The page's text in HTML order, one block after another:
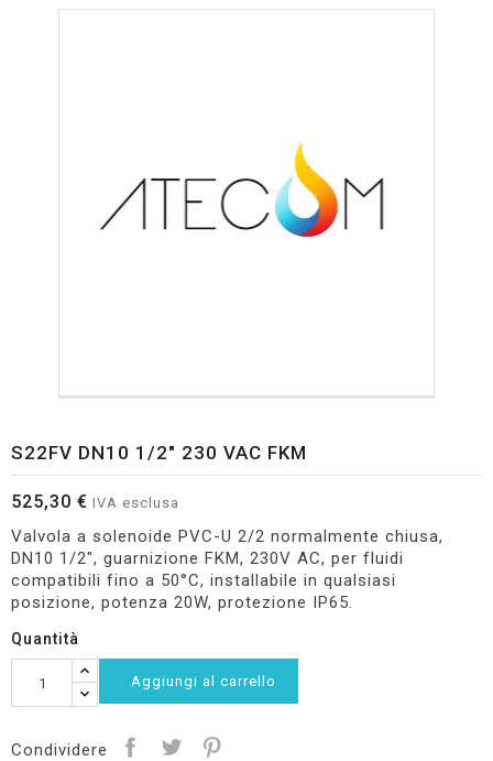
S22FV DN10 1/2" 230 VAC FKM
525,30 € IVA esclusa
Valvola a solenoide PVC-U 2/2 normalmente chiusa,
DN10 1/2", guarnizione FKM, 230V AC, per fluidi
compatibili fino a 50°C, installabile in qualsiasi
posizione, potenza 20W, protezione IP65.
Quantità
Aggiungi al carrello
Condividere